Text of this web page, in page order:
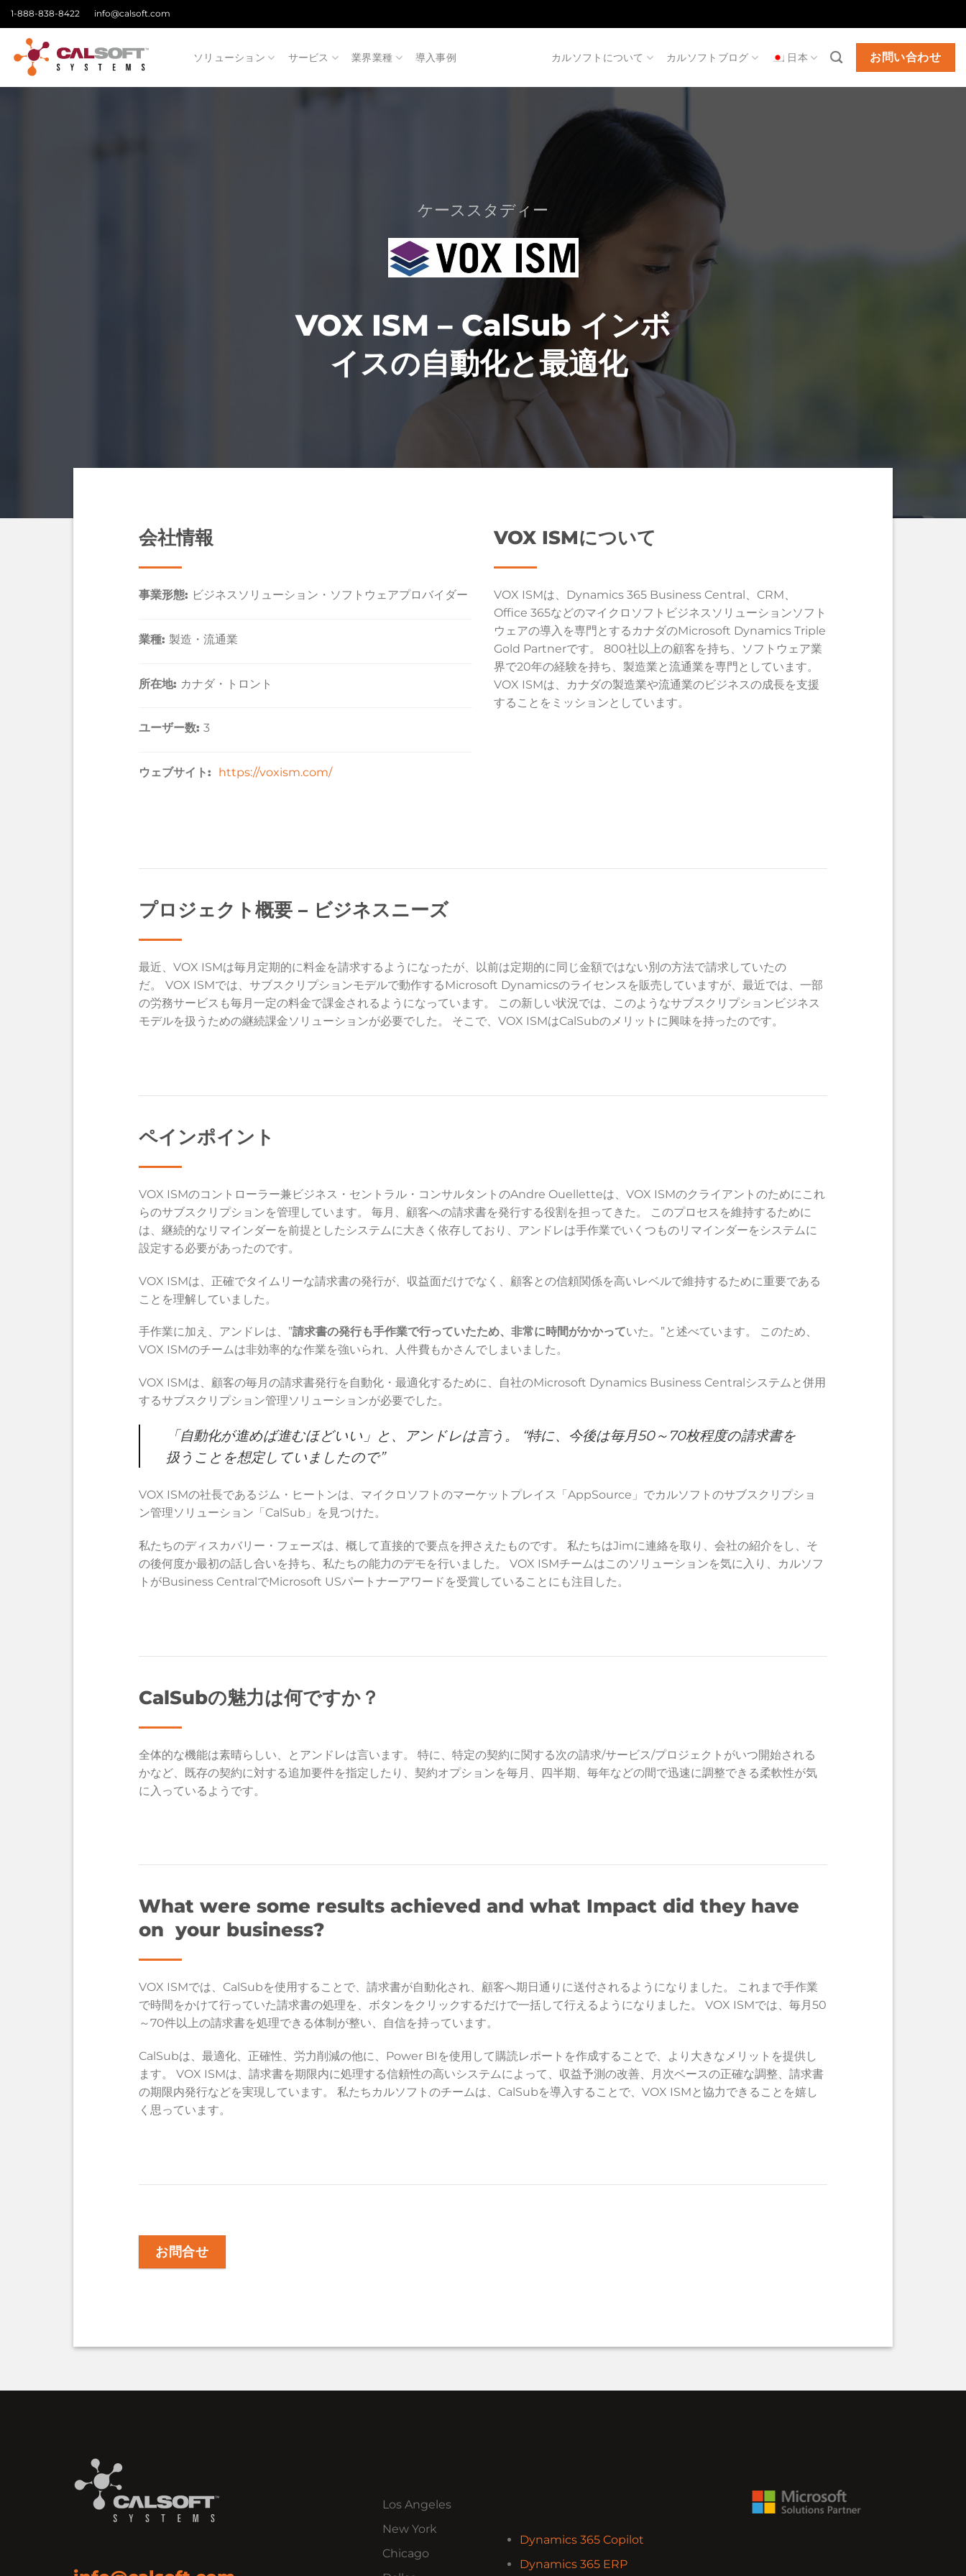
Skip
to
content
1-888-838-8422 info@calsoft.com
ソリューション サービス 業界業種 導入事例 カルソフトについて カルソフトブログ 日本 お問い合わせ
ケーススタディー
VOX ISM – CalSub インボ
イスの自動化と最適化
会社情報
事業形態: ビジネスソリューション・ソフトウェアプロバイダー
業種:製造・流通業
所在地: カナダ・トロント
ユーザー数:3
ウェブサイト: https://voxism.com/
VOX ISMについて
VOX ISMは、Dynamics 365 Business Central、CRM、
Office 365などのマイクロソフトビジネスソリューションソフト
ウェアの導入を専門とするカナダのMicrosoft Dynamics Triple
Gold Partnerです。 800社以上の顧客を持ち、ソフトウェア業
界で20年の経験を持ち、製造業と流通業を専門としています。
VOX ISMは、カナダの製造業や流通業のビジネスの成長を支援
することをミッションとしています。
プロジェクト概要 – ビジネスニーズ
最近、VOX ISMは毎月定期的に料金を請求するようになったが、以前は定期的に同じ金額ではない別の方法で請求していたの
だ。
VOX ISMでは、サブスクリプションモデルで動作するMicrosoft Dynamicsのライセンスを販売していますが、最近では、一部
の労務サービスも毎月一定の料金で課金されるようになっています。 この新しい状況では、このようなサブスクリプションビジネス
モデルを扱うための継続課金ソリューションが必要でした。 そこで、VOX ISMはCalSubのメリットに興味を持ったのです。
ペインポイント
VOX ISMのコントローラー兼ビジネス・セントラル・コンサルタントのAndre Ouelletteは、VOX ISMのクライアントのためにこれ
らのサブスクリプションを管理しています。 毎月、顧客への請求書を発行する役割を担ってきた。 このプロセスを維持するために
は、継続的なリマインダーを前提としたシステムに大きく依存しており、アンドレは手作業でいくつものリマインダーをシステムに
設定する必要があったのです。
VOX ISMは、正確でタイムリーな請求書の発行が、収益面だけでなく、顧客との信頼関係を高いレベルで維持するために重要である
ことを理解していました。
手作業に加え、アンドレは、”請求書の発行も手作業で行っていたため、非常に時間がかかっていた。”と述べています。 このため、
VOX ISMのチームは非効率的な作業を強いられ、人件費もかさんでしまいました。
VOX ISMは、顧客の毎月の請求書発行を自動化・最適化するために、自社のMicrosoft Dynamics Business Centralシステムと併用
するサブスクリプション管理ソリューションが必要でした。
「自動化が進めば進むほどいい」と、アンドレは言う。 “特に、今後は毎月50～70枚程度の請求書を
扱うことを想定していましたので”
VOX ISMの社長であるジム・ヒートンは、マイクロソフトのマーケットプレイス「AppSource」でカルソフトのサブスクリプショ
ン管理ソリューション「CalSub」を見つけた。
私たちのディスカバリー・フェーズは、概して直接的で要点を押さえたものです。 私たちはJimに連絡を取り、会社の紹介をし、そ
の後何度か最初の話し合いを持ち、私たちの能力のデモを行いました。 VOX ISMチームはこのソリューションを気に入り、カルソフ
トがBusiness CentralでMicrosoft USパートナーアワードを受賞していることにも注目した。
CalSubの魅力は何ですか？
全体的な機能は素晴らしい、とアンドレは言います。 特に、特定の契約に関する次の請求/サービス/プロジェクトがいつ開始される
かなど、既存の契約に対する追加要件を指定したり、契約オプションを毎月、四半期、毎年などの間で迅速に調整できる柔軟性が気
に入っているようです。
What were some results achieved and what Impact did they have
on your business?
VOX ISMでは、CalSubを使用することで、請求書が自動化され、顧客へ期日通りに送付されるようになりました。 これまで手作業
で時間をかけて行っていた請求書の処理を、ボタンをクリックするだけで一括して行えるようになりました。 VOX ISMでは、毎月50
～70件以上の請求書を処理できる体制が整い、自信を持っています。
CalSubは、最適化、正確性、労力削減の他に、Power BIを使用して購読レポートを作成することで、より大きなメリットを提供し
ます。 VOX ISMは、請求書を期限内に処理する信頼性の高いシステムによって、収益予測の改善、月次ベースの正確な調整、請求書
の期限内発行などを実現しています。 私たちカルソフトのチームは、CalSubを導入することで、VOX ISMと協力できることを嬉し
く思っています。
お問合せ
Los Angeles
New York
Chicago
Dynamics 365 Copilot
Dynamics 365 ERP